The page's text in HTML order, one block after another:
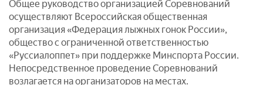
Общее руководство организацией Соревнований
осуществляют Всероссийская общественная
организация «Федерация лыжных гонок России»,
общество с ограниченной ответственностью
«Руссиалоппет» при поддержке Минспорта России.
Непосредственное проведение Соревнований
возлагается на организаторов на местах.